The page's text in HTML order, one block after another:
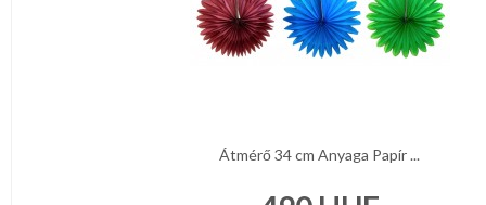
Átmérő 34 cm Anyaga Papír ...